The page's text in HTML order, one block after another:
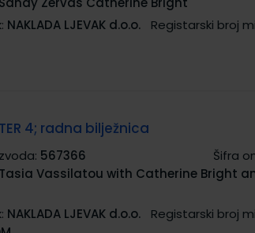
NAKLADA LJEVAK d.o.o.
Registarski broj
4; radna bilježnica
567366 Šifra
Tasia Vassilatou with Catherine Bright
NAKLADA LJEVAK d.o.o.
Registarski broj